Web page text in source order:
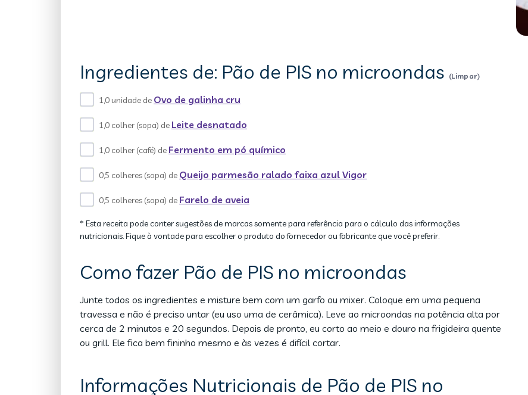
Ingredientes de: Pão de PIS no microondas (Limpar)
1,0 unidade de Ovo de galinha cru
1,0 colher (sopa) de Leite desnatado
1,0 colher (café) de Fermento em pó químico
0,5 colheres (sopa) de Queijo parmesão ralado faixa azul Vigor
0,5 colheres (sopa) de Farelo de aveia
* Esta receita pode conter sugestões de marcas somente para referência para o cálculo das informações
nutricionais. Fique à vontade para escolher o produto do fornecedor ou fabricante que você preferir.
Como fazer Pão de PIS no microondas
Junte todos os ingredientes e misture bem com um garfo ou mixer. Coloque em uma pequena
travessa e não é preciso untar (eu uso uma de cerâmica). Leve ao microondas na potência alta por
cerca de 2 minutos e 20 segundos. Depois de pronto, eu corto ao meio e douro na frigideira quente
ou grill. Ele fica bem fininho mesmo e às vezes é difícil cortar.
Informações Nutricionais de Pão de PIS no